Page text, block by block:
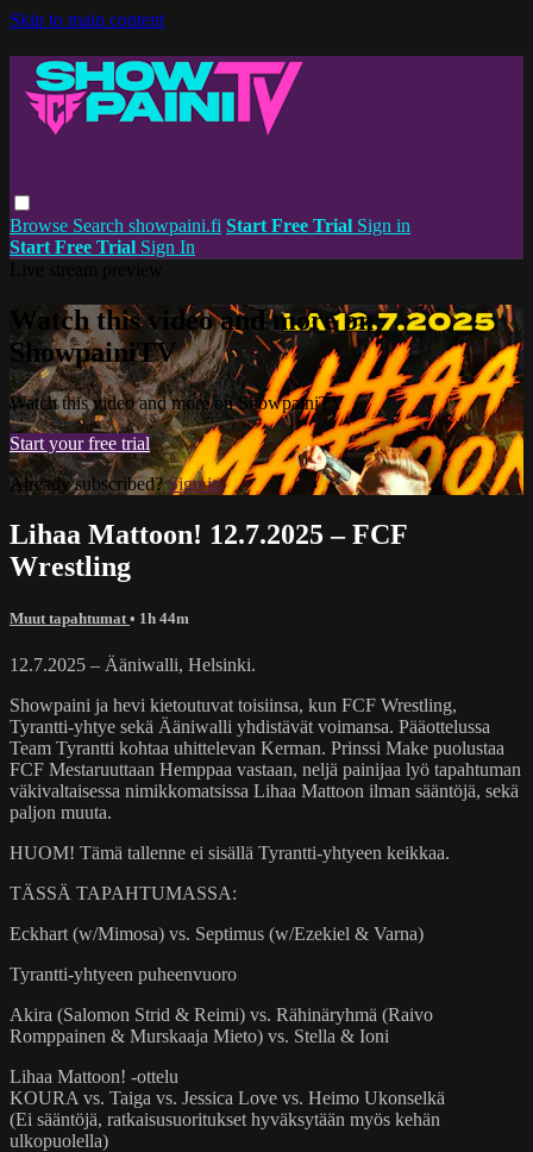
Skip to main content
Browse Search showpaini.fi Start Free Trial Sign in
Start Free Trial Sign In
Watch this video and more on
ShowpainiTV
Watch this video and more on ShowpainiTV
Start your free trial
Already subscribed?Sign in
Lihaa Mattoon! 12.7.2025 – FCF
Wrestling
Muut tapahtumat • 1h 44m
12.7.2025 – Ääniwalli, Helsinki.
Showpaini ja hevi kietoutuvat toisiinsa, kun FCF Wrestling,
Tyrantti-yhtye sekä Ääniwalli yhdistävät voimansa. Pääottelussa
Team Tyrantti kohtaa uhittelevan Kerman. Prinssi Make puolustaa
FCF Mestaruuttaan Hemppaa vastaan, neljä painijaa lyö tapahtuman
väkivaltaisessa nimikkomatsissa Lihaa Mattoon ilman sääntöjä, sekä
paljon muuta.
HUOM! Tämä tallenne ei sisällä Tyrantti-yhtyeen keikkaa.
TÄSSÄ TAPAHTUMASSA:
Eckhart (w/Mimosa) vs. Septimus (w/Ezekiel & Varna)
Tyrantti-yhtyeen puheenvuoro
Akira (Salomon Strid & Reimi) vs. Rähinäryhmä (Raivo
Romppainen & Murskaaja Mieto) vs. Stella & Ioni
Lihaa Mattoon! -ottelu
KOURA vs. Taiga vs. Jessica Love vs. Heimo Ukonselkä
(Ei sääntöjä, ratkaisusuoritukset hyväksytään myös kehän
ulkopuolella)